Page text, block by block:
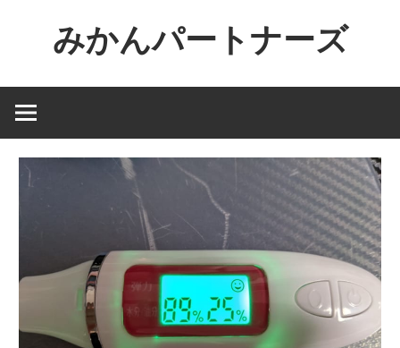
ン
へ
みかんパートナーズ
ー
ジ
ャ
ン
に
た